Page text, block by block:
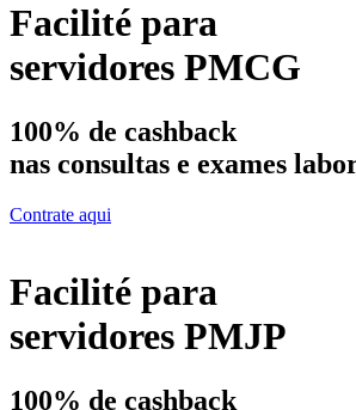
Facilité para
servidores PMCG
100% de cashback
nas consultas e exames
Contrate aqui
Facilité para
servidores PMJP
100% de cashback